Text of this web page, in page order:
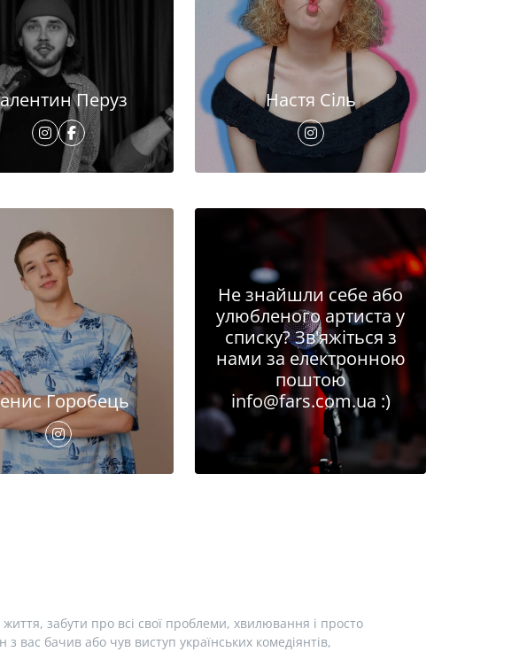
Перуз Настя Сіль
Горобець
Не знайшли себе або
улюбленого артиста у
списку? Зв'яжіться з
нами за електронною
поштою
info@fars.com.ua :)
забути про всі свої проблеми, хвилювання і просто
бачив або чув виступ українських комедіянтів,